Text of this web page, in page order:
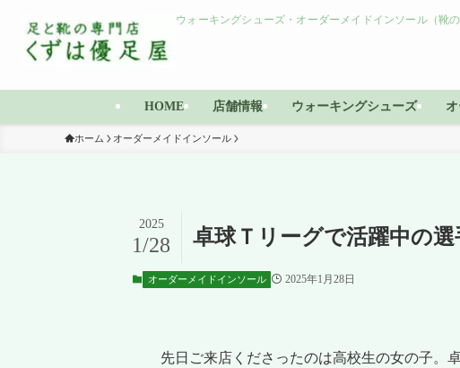
ウォーキングシューズ・オーダーメイドインソール（靴
HOME 店舗情報 ウォーキングシューズ
ホーム オーダーメイドインソール
卓球Ｔリーグで活躍中の
2025
1/28
オーダーメイドインソール 2025年1月28日
先日ご来店くださったのは高校生の女の子。